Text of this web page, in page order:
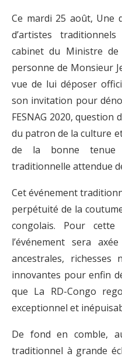
Ce mardi 25 août, Une
d’artistes
cabinet du Ministre
personne de Monsieur
vue de lui déposer
son invitation pour
FESNAG 2020, question
du patron de la culture
de la bonne tenue
traditionnelle attendue
Cet événement
perpétuité de la
congolais. Pour
l’événement sera
ancestrales, richesses
innovantes pour enfin
que La RD-Congo
exceptionnel et
De fond en comble,
traditionnel à grande